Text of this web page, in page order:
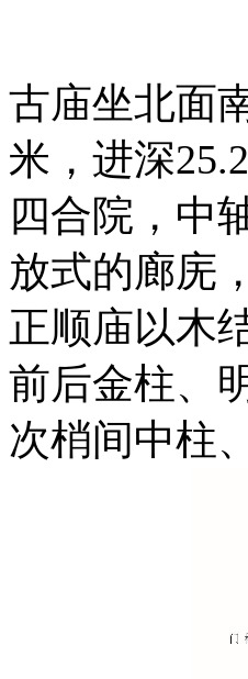
古庙坐北面
米，进深
四合院，中
放式的廊庑
正顺庙以木
前后金柱、
次梢间中柱